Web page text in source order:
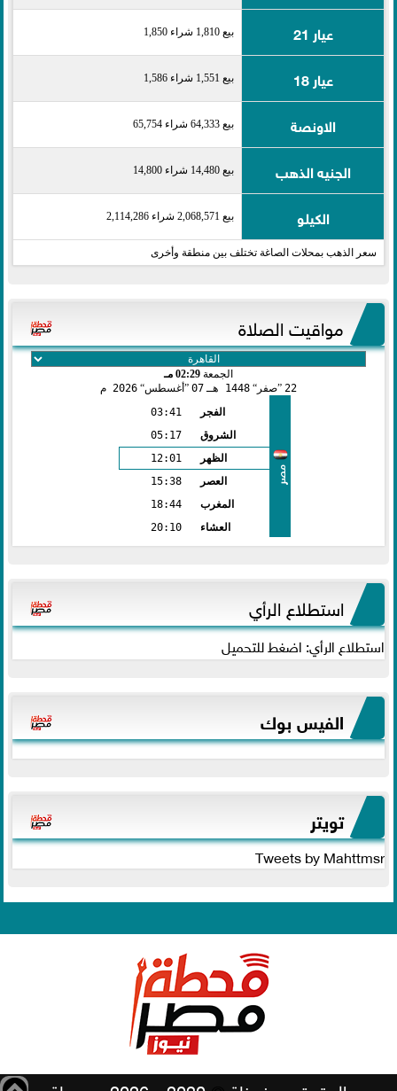
عيار 21 بيع 1,810 شراء 1,850
عيار 18 بيع 1,551 شراء 1,586
الاونصة بيع 64,333 شراء 65,754
الجنيه الذهب بيع 14,480 شراء 14,800
الكيلو بيع 2,068,571 شراء 2,114,286
سعر الذهب بمحلات الصاغة تختلف بين منطقة وأخرى
مواقيت الصلاة
الجمعة 02:29 مـ
22 صفر 1448 هـ 07 أغسطس 2026 م
مصر
الفجر
03:41
الشروق
05:17
الظهر
12:01
العصر
15:38
المغرب
18:44
العشاء
20:10
استطلاع الرأي
استطلاع الرأي: اضغط للتحميل
الفيس بوك
تويتر
Tweets by Mahttmsr